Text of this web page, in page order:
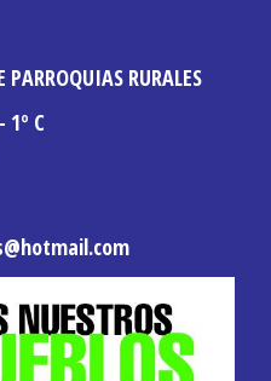
RURALES
1º C
hotmail.com